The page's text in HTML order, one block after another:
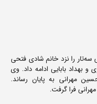
نوازندگی سه‌تار را نزد خانم شادی فتحی
بهداد بابایی ادامه داد. وی
مهرانی به پایان رساند.
فرا گرفت.